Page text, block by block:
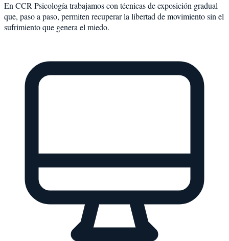
En CCR Psicología trabajamos con técnicas de exposición gradual
que, paso a paso, permiten recuperar la libertad de movimiento sin el
sufrimiento que genera el miedo.